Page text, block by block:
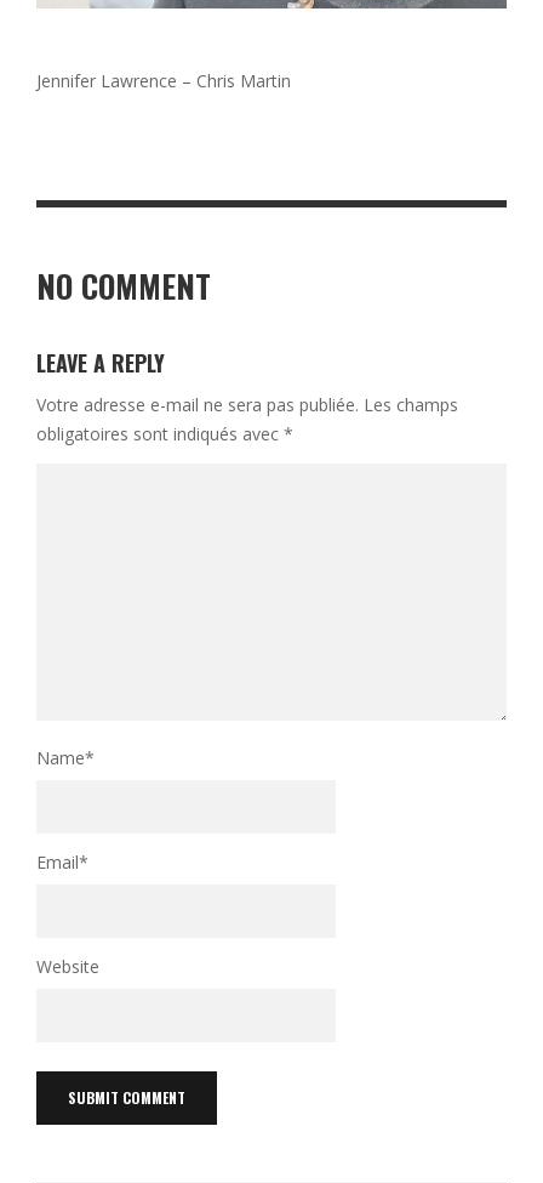
Jennifer Lawrence – Chris Martin
NO COMMENT
LEAVE A REPLY
Votre adresse e-mail ne sera pas publiée. Les champs
obligatoires sont indiqués avec *
Name*
Email*
Website